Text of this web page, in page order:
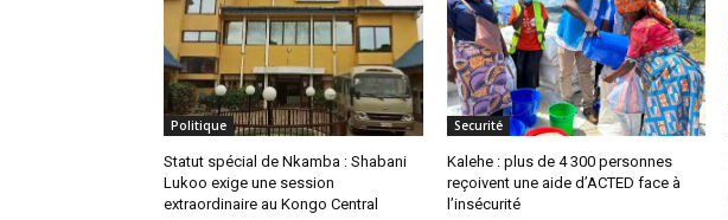
Politique
Statut spécial de Nkamba : Shabani
Lukoo exige une session
extraordinaire au Kongo Central
Securité
Kalehe : plus de 4 300 personnes
reçoivent une aide d’ACTED face à
l’insécurité